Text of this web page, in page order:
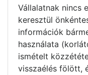
Vállalatnak nincs
keresztül
információk
használata
ismételt
visszaélés fölött,